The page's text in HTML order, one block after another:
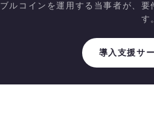
ルコインを運用する当事者が、
す
導入支援サ